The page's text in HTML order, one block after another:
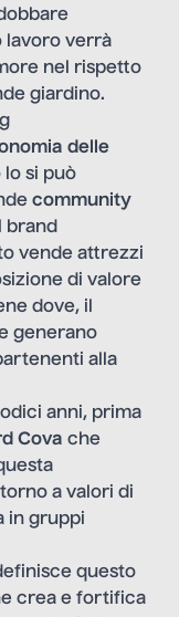
lavoro verrà
nel rispetto
giardino.
delle
lo si può
community
brand
vende attrezzi
di valore
dove, il
generano
alla
anni, prima
Cova che
a valori di
in gruppi
questo
crea e fortifica